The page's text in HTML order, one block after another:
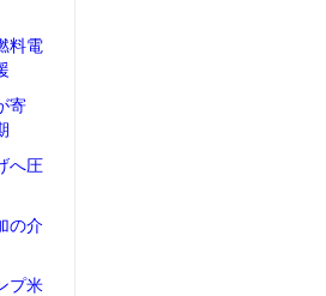
料電
寄
へ圧
の介
プ米